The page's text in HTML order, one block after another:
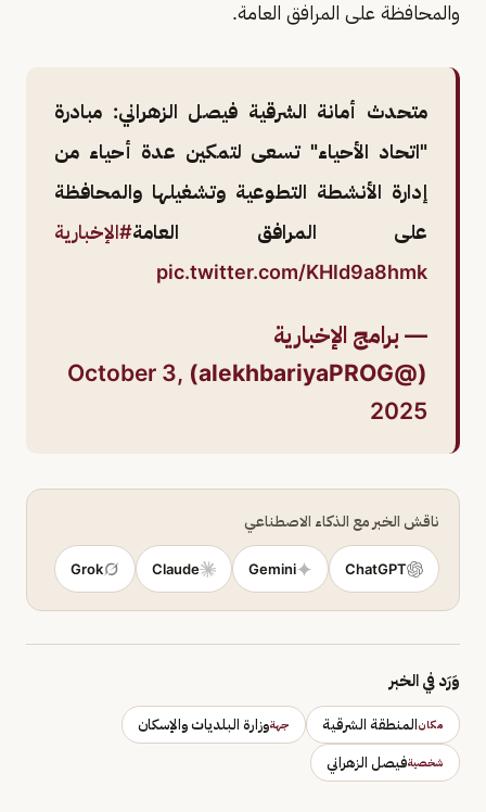
والمحافظة على المرافق العامة.
متحدث أمانة الشرقية فيصل الزهراني: مبادرة
"اتحاد الأحياء" تسعى لتمكين عدة أحياء من
إدارة الأنشطة التطوعية وتشغيلها والمحافظة
على المرافق العامة#الإخبارية
pic.twitter.com/KHld9a8hmk
— برامج الإخبارية
(@alekhbariyaPROG)
October 3,
2025
ناقش الخبر مع الذكاء الاصطناعي
ChatGPT
Gemini
Claude
Grok
وَرَد في الخبر
مكانالمنطقة الشرقية جهةوزارة البلديات والإسكان
شخصيةفيصل الزهراني